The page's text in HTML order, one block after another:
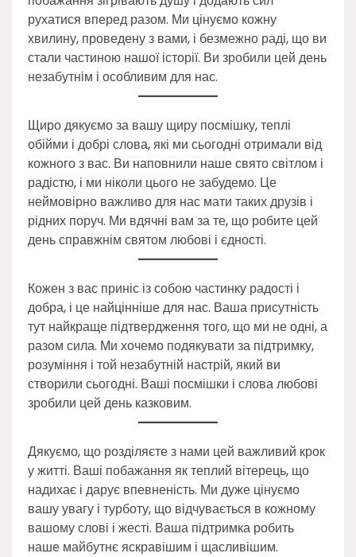
рухатися вперед разом. Ми цінуємо кожну
хвилину, проведену з вами, і безмежно раді, що ви
стали частиною нашої історії. Ви зробили цей день
незабутнім і особливим для нас.
Щиро дякуємо за вашу щиру посмішку, теплі
обійми і добрі слова, які ми сьогодні отримали від
кожного з вас. Ви наповнили наше свято світлом і
радістю, і ми ніколи цього не забудемо. Це
неймовірно важливо для нас мати таких друзів і
рідних поруч. Ми вдячні вам за те, що робите цей
день справжнім святом любові і єдності.
Кожен з вас приніс із собою частинку радості і
добра, і це найцінніше для нас. Ваша присутність
тут найкраще підтвердження того, що ми не одні, а
разом сила. Ми хочемо подякувати за підтримку,
розуміння і той незабутній настрій, який ви
створили сьогодні. Ваші посмішки і слова любові
зробили цей день казковим.
Дякуємо, що розділяєте з нами цей важливий крок
у житті. Ваші побажання як теплий вітерець, що
надихає і дарує впевненість. Ми дуже цінуємо
вашу увагу і турботу, що відчувається в кожному
вашому слові і жесті. Ваша підтримка робить
наше майбутнє яскравішим і щасливішим.